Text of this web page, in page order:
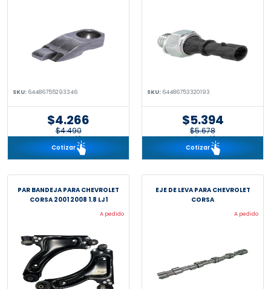
SKU: 64486755293346
$4.266
$4.490
incl. IVA 19%
Cotizar
SKU: 64486753320193
$5.394
$5.678
incl. IVA 19%
Cotizar
PAR BANDEJA PARA CHEVROLET
CORSA 2001 2008 1.8 LJ1
A pedido
EJE DE LEVA PARA CHEVROLET
CORSA
A pedido